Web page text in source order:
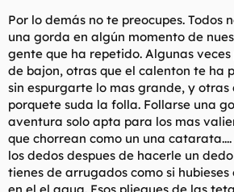
20 minutos. Porque, ahora, imagina a un
la frase "Estoy cansado de follarme a tias
se cuenta solo.
Quedamos y bueno. La vi desde lejos y
religioso, que no fuera esa chica. Os juro
que alta. Cogí la taza de café y las manos
que la gelatina. Cuando levantó la mano
era ella. No lo creeréis pero tenía más
una sartén de un bar de barrio. Se
leche y empezó a contarme su vida;
el típico discurso que aburre más que el
Por lo demás no te preocupes. Todos
una gorda en algún momento de
gente que ha repetido. Algunas
de bajon, otras que el calenton te ha
sin espurgarte lo mas grande, y
porquete suda la folla. Follarse una
aventura solo apta para los mas
que chorrean como un una
los dedos despues de hacerle un
tienes de arrugados como si